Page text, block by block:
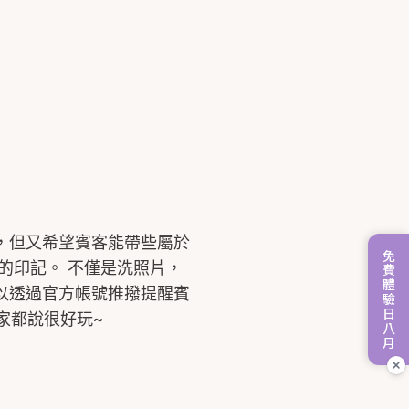
免費體驗日八月
但又希望賓客能帶些屬於
印記。 不僅是洗照片，
透過官方帳號推撥提醒賓
都說很好玩~